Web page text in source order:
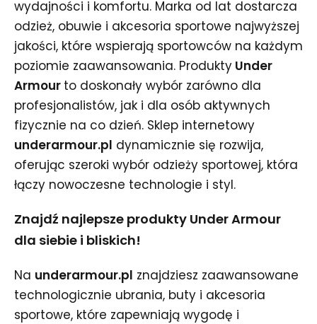
wydajności i komfortu. Marka od lat dostarcza
odzież, obuwie i akcesoria sportowe najwyższej
jakości, które wspierają sportowców na każdym
poziomie zaawansowania. Produkty Under
Armour to doskonały wybór zarówno dla
profesjonalistów, jak i dla osób aktywnych
fizycznie na co dzień. Sklep internetowy
underarmour.pl dynamicznie się rozwija,
oferując szeroki wybór odzieży sportowej, która
łączy nowoczesne technologie i styl.
Znajdź najlepsze produkty Under Armour
dla siebie i bliskich!
Na underarmour.pl znajdziesz zaawansowane
technologicznie ubrania, buty i akcesoria
sportowe, które zapewniają wygodę i